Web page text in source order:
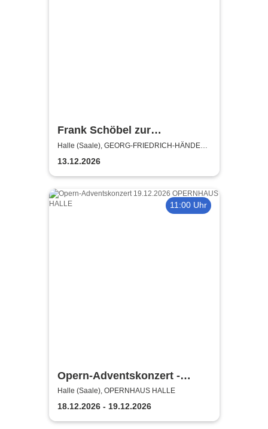
Frank Schöbel zur
Weihnachtszeit 2026
Halle (Saale), GEORG-FRIEDRICH-HÄNDEL
HALLE
13.12.2026
11:00 Uhr
Opern-Adventskonzert -
Theater, Oper und Orchester
Halle
Halle (Saale), OPERNHAUS HALLE
18.12.2026 - 19.12.2026